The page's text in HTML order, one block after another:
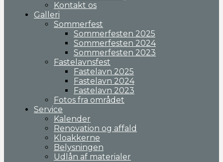
Kontakt os
Galleri
Sommerfest
Sommerfesten 2025
Sommerfesten 2024
Sommerfesten 2023
Fastelavnsfest
Fastelavn 2025
Fastelavn 2024
Fastelavn 2023
Fotos fra området
Service
Kalender
Renovation og affald
Kloakkerne
Belysningen
Udlån af materialer